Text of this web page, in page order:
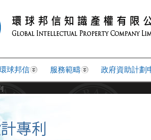
球邦信 服務範疇 政府資助計劃